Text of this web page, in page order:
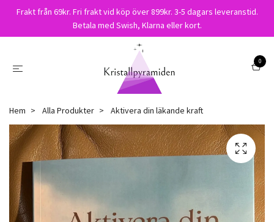
Frakt från 69kr. Fri frakt vid köp över 899kr. 3-5 dagars leveranstid.
Betala med Swish, Klarna eller kort.
0
Hem Alla Produkter Aktivera din läkande kraft